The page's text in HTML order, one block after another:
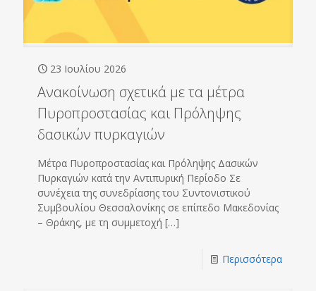
23 Ιουλίου 2026
Ανακοίνωση σχετικά με τα μέτρα
Πυροπροστασίας και Πρόληψης
δασικών πυρκαγιών
Μέτρα Πυροπροστασίας και Πρόληψης Δασικών
Πυρκαγιών κατά την Αντιπυρική Περίοδο Σε
συνέχεια της συνεδρίασης του Συντονιστικού
Συμβουλίου Θεσσαλονίκης σε επίπεδο Μακεδονίας
– Θράκης, με τη συμμετοχή […]
Περισσότερα